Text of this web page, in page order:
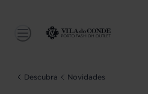
Descubra Novidades